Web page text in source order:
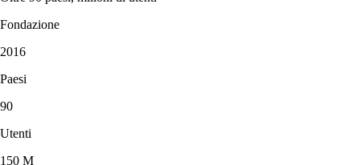
Fondazione
2016
Paesi
90
Utenti
150 M